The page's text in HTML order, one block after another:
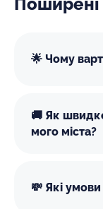
🌟 Чому
🚚 Як
мого міста?
💸 Які